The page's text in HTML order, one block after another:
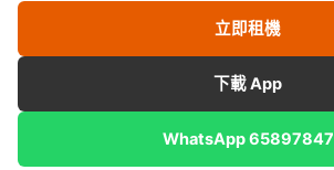
立即租機
下載 App
WhatsApp 65897847